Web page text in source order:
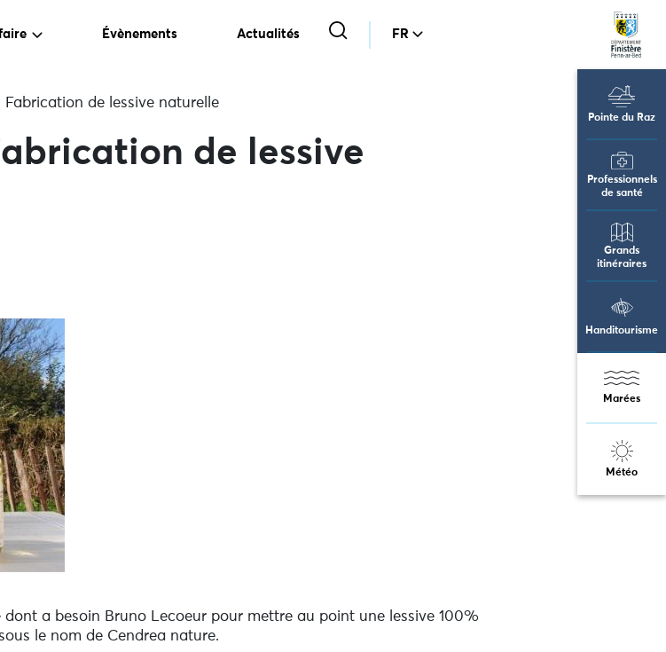
Évènements Actualités FR
Pointe du Raz
Professionnels
de santé
Grands
itinéraires
Handitourisme
Marées
Météo
Fabrication de lessive naturelle
de lessive
a besoin Bruno Lecoeur pour mettre au point une lessive 100%
le nom de Cendrea nature.